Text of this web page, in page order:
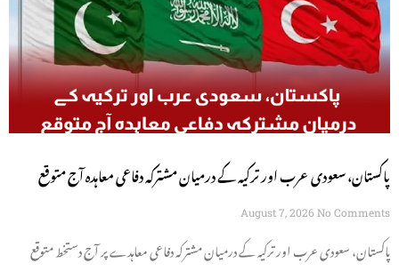
پاکستان، سعودی عرب اور ترکیہ کے درمیان مشترکہ دفاعی معاہدہ آج متوقع
August 7, 2026 No Comments
پاکستان، سعودی عرب اور ترکیہ کے درمیان مشترکہ دفاعی معاہدے پر آج دستخط متوقع